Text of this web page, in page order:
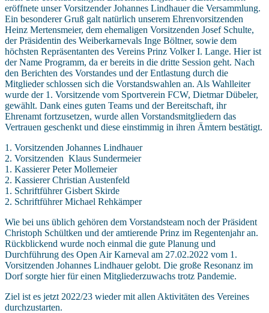
eröffnete unser Vorsitzender Johannes Lindhauer die Versammlung.
Ein besonderer Gruß galt natürlich unserem Ehrenvorsitzenden
Heinz Mertensmeier, dem ehemaligen Vorsitzenden Josef Schulte,
der Präsidentin des Weiberkarnevals Inge Böltner, sowie dem
höchsten Repräsentanten des Vereins Prinz Volker I. Lange. Hier ist
der Name Programm, da er bereits in die dritte Session geht. Nach
den Berichten des Vorstandes und der Entlastung durch die
Mitglieder schlossen sich die Vorstandswahlen an. Als Wahlleiter
wurde der 1. Vorsitzende vom Sportverein FCW, Dietmar Dübeler,
gewählt. Dank eines guten Teams und der Bereitschaft, ihr
Ehrenamt fortzusetzen, wurde allen Vorstandsmitgliedern das
Vertrauen geschenkt und diese einstimmig in ihren Ämtern bestätigt.
1. Vorsitzenden Johannes Lindhauer
2. Vorsitzenden Klaus Sundermeier
1. Kassierer Peter Mollemeier
2. Kassierer Christian Austenfeld
1. Schriftführer Gisbert Skirde
2. Schriftführer Michael Rehkämper
Wie bei uns üblich gehören dem Vorstandsteam noch der Präsident
Christoph Schültken und der amtierende Prinz im Regentenjahr an.
Rückblickend wurde noch einmal die gute Planung und
Durchführung des Open Air Karneval am 27.02.2022 vom 1.
Vorsitzenden Johannes Lindhauer gelobt. Die große Resonanz im
Dorf sorgte hier für einen Mitgliederzuwachs trotz Pandemie.
Ziel ist es jetzt 2022/23 wieder mit allen Aktivitäten des Vereines
durchzustarten.